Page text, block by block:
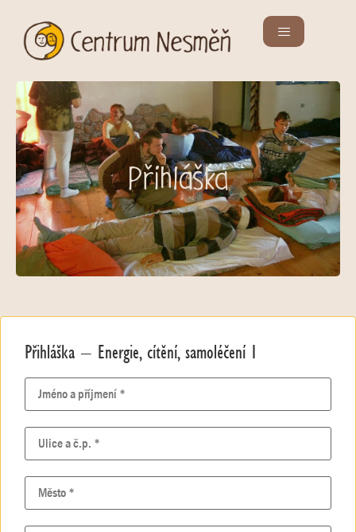
Přihláška
Přihláška – Energie, cítění, samoléčení I